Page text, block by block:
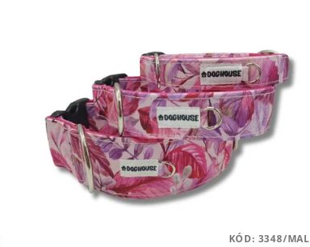
KÓD: 3348/MAL